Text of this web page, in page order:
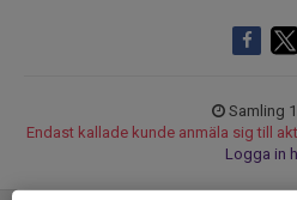
Samling
Endast kallade kunde anmäla sig till
Logga in